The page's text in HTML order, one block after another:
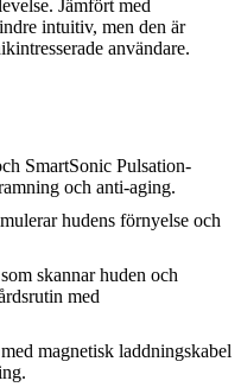
Jämfört med
intuitiv, men den är
användare.
SmartSonic Pulsation-
och anti-aging.
hudens förnyelse och
skannar huden och
med
magnetisk laddningskabel